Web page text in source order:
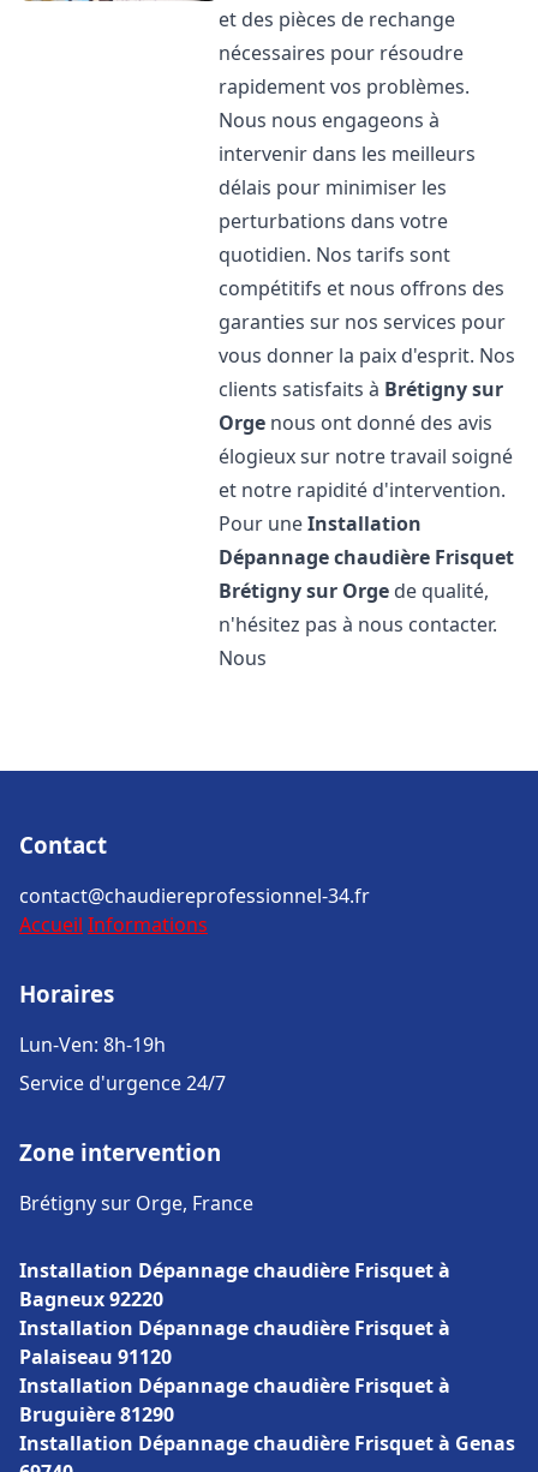
et des pièces de rechange
nécessaires pour résoudre
rapidement vos problèmes.
Nous nous engageons à
intervenir dans les meilleurs
délais pour minimiser les
perturbations dans votre
quotidien. Nos tarifs sont
compétitifs et nous offrons des
garanties sur nos services pour
vous donner la paix d'esprit. Nos
clients satisfaits à Brétigny sur
Orge nous ont donné des avis
élogieux sur notre travail soigné
et notre rapidité d'intervention.
Pour uneInstallation
Dépannage chaudière Frisquet
Brétigny sur Orge de qualité,
n'hésitez pas à nous contacter.
Nous
Contact
contact@chaudiereprofessionnel-34.fr
Accueil Informations
Horaires
Lun-Ven: 8h-19h
Service d'urgence 24/7
Zone intervention
Brétigny sur Orge, France
Installation Dépannage chaudière Frisquet à
Bagneux 92220
Installation Dépannage chaudière Frisquet à
Palaiseau 91120
Installation Dépannage chaudière Frisquet à
Bruguière 81290
Installation Dépannage chaudière Frisquet à Genas